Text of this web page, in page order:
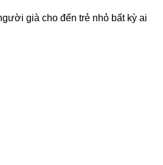
già cho đến trẻ nhỏ bất kỳ ai